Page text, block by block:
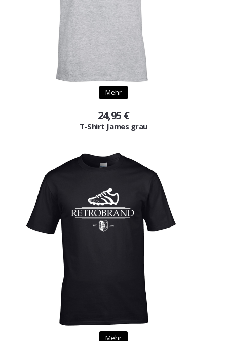
Mehr
24,95 €
T-Shirt James grau
Mehr